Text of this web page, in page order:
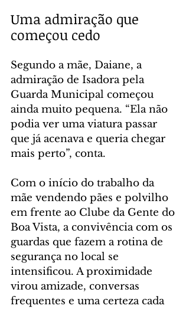
Uma admiração que
começou cedo
Segundo a mãe, Daiane, a
admiração de Isadora pela
Guarda Municipal começou
ainda muito pequena. “Ela não
podia ver uma viatura passar
que já acenava e queria chegar
mais perto”, conta.
Com o início do trabalho da
mãe vendendo pães e polvilho
em frente ao Clube da Gente do
Boa Vista, a convivência com os
guardas que fazem a rotina de
segurança no local se
intensificou. A proximidade
virou amizade, conversas
frequentes e uma certeza cada